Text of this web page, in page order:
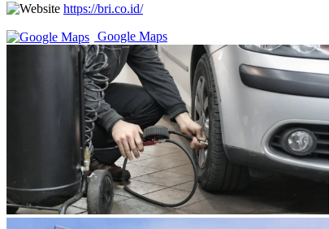
https://bri.co.id/
Google Maps